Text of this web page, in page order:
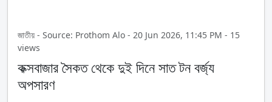
জাতীয় - Source: Prothom Alo - 20 Jun 2026, 11:45 PM - 15
views
কক্সবাজার সৈকত থেকে দুই দিনে সাত টন বর্জ্য
অপসারণ